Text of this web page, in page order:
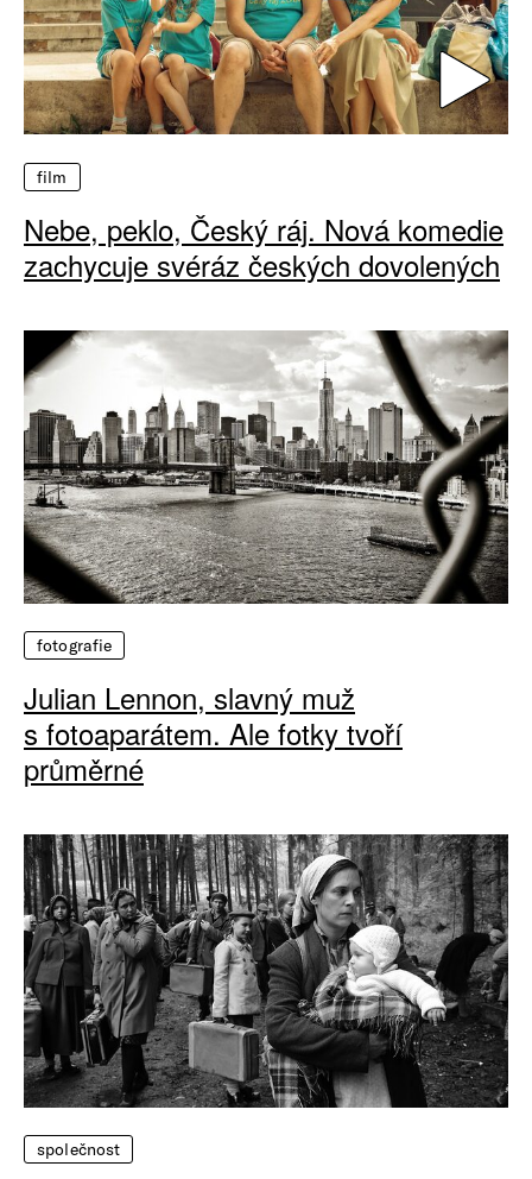
film
Nebe, peklo, Český ráj. Nová komedie
zachycuje svéráz českých dovolených
fotografie
Julian Lennon, slavný muž
s fotoaparátem. Ale fotky tvoří
průměrné
společnost